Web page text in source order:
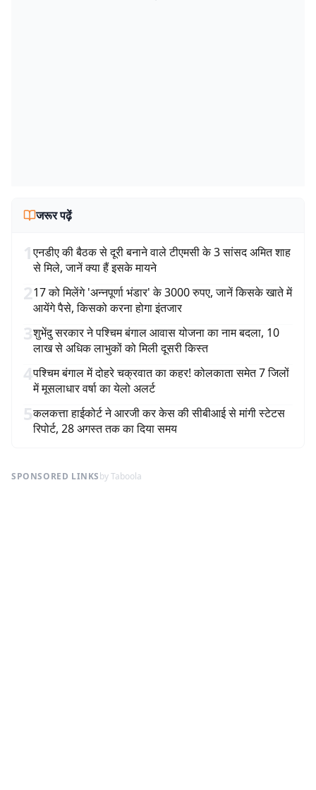
जरूर पढ़ें
1एनडीए की बैठक से दूरी बनाने वाले टीएमसी के 3 सांसद अमित शाह
से मिले, जानें क्या हैं इसके मायने
217 को मिलेंगे 'अन्नपूर्णा भंडार' के 3000 रुपए, जानें किसके खाते में
आयेंगे पैसे, किसको करना होगा इंतजार
3शुभेंदु सरकार ने पश्चिम बंगाल आवास योजना का नाम बदला, 10
लाख से अधिक लाभुकों को मिली दूसरी किस्त
4पश्चिम बंगाल में दोहरे चक्रवात का कहर! कोलकाता समेत 7 जिलों
में मूसलाधार वर्षा का येलो अलर्ट
5कलकत्ता हाईकोर्ट ने आरजी कर केस की सीबीआई से मांगी स्टेटस
रिपोर्ट, 28 अगस्त तक का दिया समय
SPONSORED LINKSby Taboola